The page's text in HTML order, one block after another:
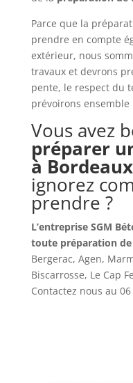
Parce que la
prendre en compte
extérieur, nous
travaux et devrons
pente, le respect du
prévoirons
Vous avez
préparer
à Bordeaux
ignorez
prendre ?
L’entreprise SGM
toute préparation
Bergerac, Agen,
Biscarrosse, Le Cap
Contactez nous au